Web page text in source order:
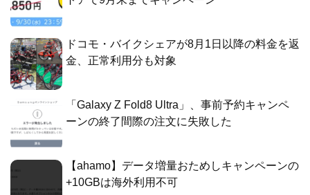
ドコモ・バイクシェアが8月1日以降の料金を返
金、正常利用分も対象
「Galaxy Z Fold8 Ultra」、事前予約キャンペ
ーンの終了間際の注文に失敗した
【ahamo】データ増量おためしキャンペーンの
+10GBは海外利用不可